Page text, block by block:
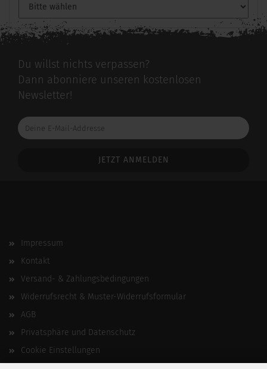
Du willst nichts verpassen?
Dann abonniere unseren kostenlosen
Newsletter!
Deine
E-
Impressum
Kontakt
Versand- & Zahlungsbedingungen
Widerrufsrecht & Muster-Widerrufsformular
AGB
Privatsphäre und Datenschutz
Cookie Einstellungen